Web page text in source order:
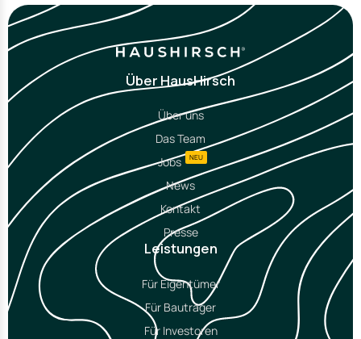
Über HausHirsch
Über uns
Das Team
Jobs
NEU
News
Kontakt
Presse
Leistungen
Für Eigentümer
Für Bauträger
Für Investoren